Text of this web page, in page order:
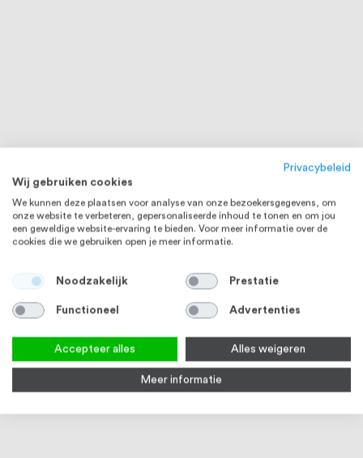
Privacybeleid
Wij gebruiken cookies
We kunnen deze plaatsen voor analyse van onze bezoekersgegevens, om
onze website te verbeteren, gepersonaliseerde inhoud te tonen en om jou
een geweldige website-ervaring te bieden. Voor meer informatie over de
cookies die we gebruiken open je meer informatie.
Noodzakelijk Prestatie
Functioneel Advertenties
Accepteer alles Alles weigeren
Meer informatie